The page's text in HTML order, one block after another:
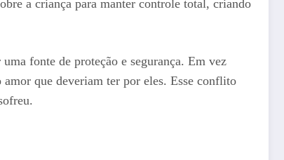
a criança para manter controle total, criando
fonte de proteção e segurança. Em vez
que deveriam ter por eles. Esse conflito